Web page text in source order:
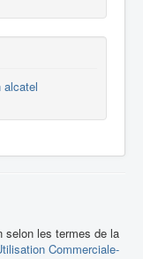
alcatel
selon les termes de la
Commerciale-